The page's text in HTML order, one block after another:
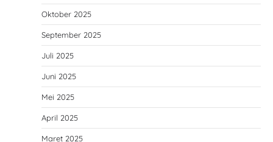
Oktober 2025
September 2025
Juli 2025
Juni 2025
Mei 2025
April 2025
Maret 2025